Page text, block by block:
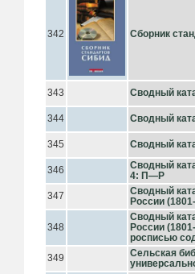
342 Сборник
343 Сводный
344 Сводный
345 Сводный
346
Сводный
4: П—Р
347
Сводный
России
348
Сводный
России
росписью
349
Сельская